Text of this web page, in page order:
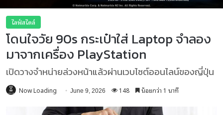
ไลฟ์สไตล์
โดนใจวัย 90s กระเป๋าใส่ Laptop จำลอง
มาจากเครื่อง PlayStation
เปิดวางจำหน่ายล่วงหน้าแล้วผ่านเวบไซต์ออนไลน์ของญี่ปุ่น
Now Loading June 9, 2026 148 น้อยกว่า 1 นาที